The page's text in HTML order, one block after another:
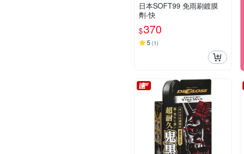
日本SOFT99 免雨刷鍍膜
劑-快
$370
5 (1)